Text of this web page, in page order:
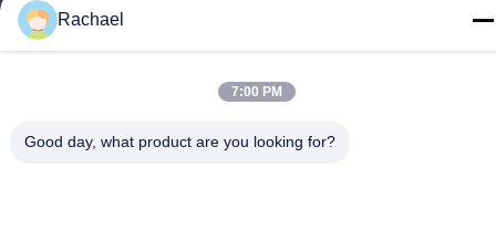
Política de privacidad | Mapa del Sitio
Rachael
7:00 PM
Good day, what product are you looking for?